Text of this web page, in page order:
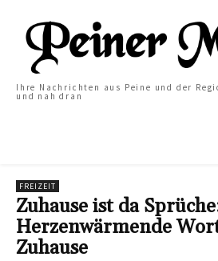
Ihre Nachrichten aus Peine und der
und nah dran
FREIZEIT
Zuhause ist da
Herzenwärmende
Zuhause